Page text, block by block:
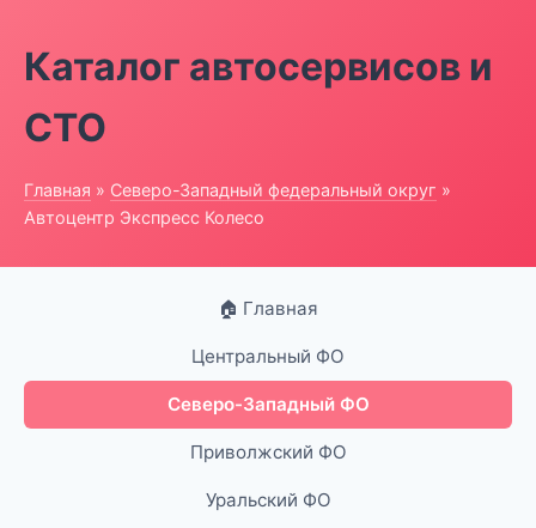
Каталог автосервисов и
СТО
Главная » Северо-Западный федеральный округ »
Автоцентр Экспресс Колесо
🏠 Главная
Центральный ФО
Северо-Западный ФО
Приволжский ФО
Уральский ФО